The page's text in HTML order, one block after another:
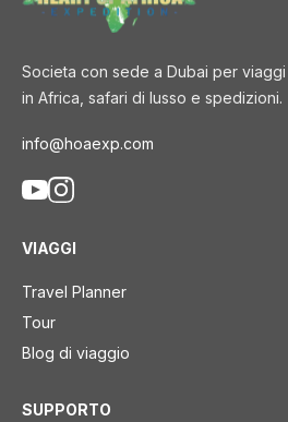
Societa con sede a Dubai per viaggi
in Africa, safari di lusso e spedizioni.
info@hoaexp.com
VIAGGI
Travel Planner
Tour
Blog di viaggio
SUPPORTO